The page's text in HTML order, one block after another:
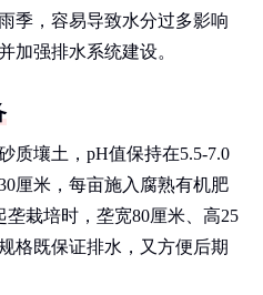
季，容易导致水分过多影响
加强排水系统建设。
质壤土，pH值保持在5.5-7.0
厘米，每亩施入腐熟有机肥
垄栽培时，垄宽80厘米、高25
格既保证排水，又方便后期